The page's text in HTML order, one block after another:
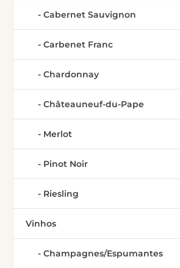
Cabernet Sauvignon
Carbenet Franc
Chardonnay
Châteauneuf-du-Pape
Merlot
Pinot Noir
Riesling
Vinhos
Champagnes/Espumantes